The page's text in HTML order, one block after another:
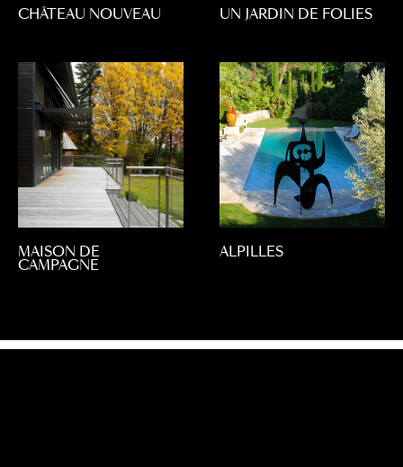
CHÂTEAU NOUVEAU UN JARDIN DE FOLIES
MAISON DE
CAMPAGNE
ALPILLES